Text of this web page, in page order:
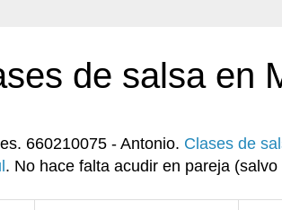
de salsa en
660210075 - Antonio. Clases de
. No hace falta acudir en pareja